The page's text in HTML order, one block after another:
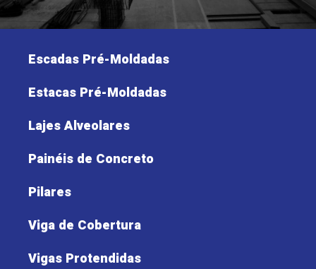
Escadas Pré-Moldadas
Estacas Pré-Moldadas
Lajes Alveolares
Painéis de Concreto
Pilares
Viga de Cobertura
Vigas Protendidas